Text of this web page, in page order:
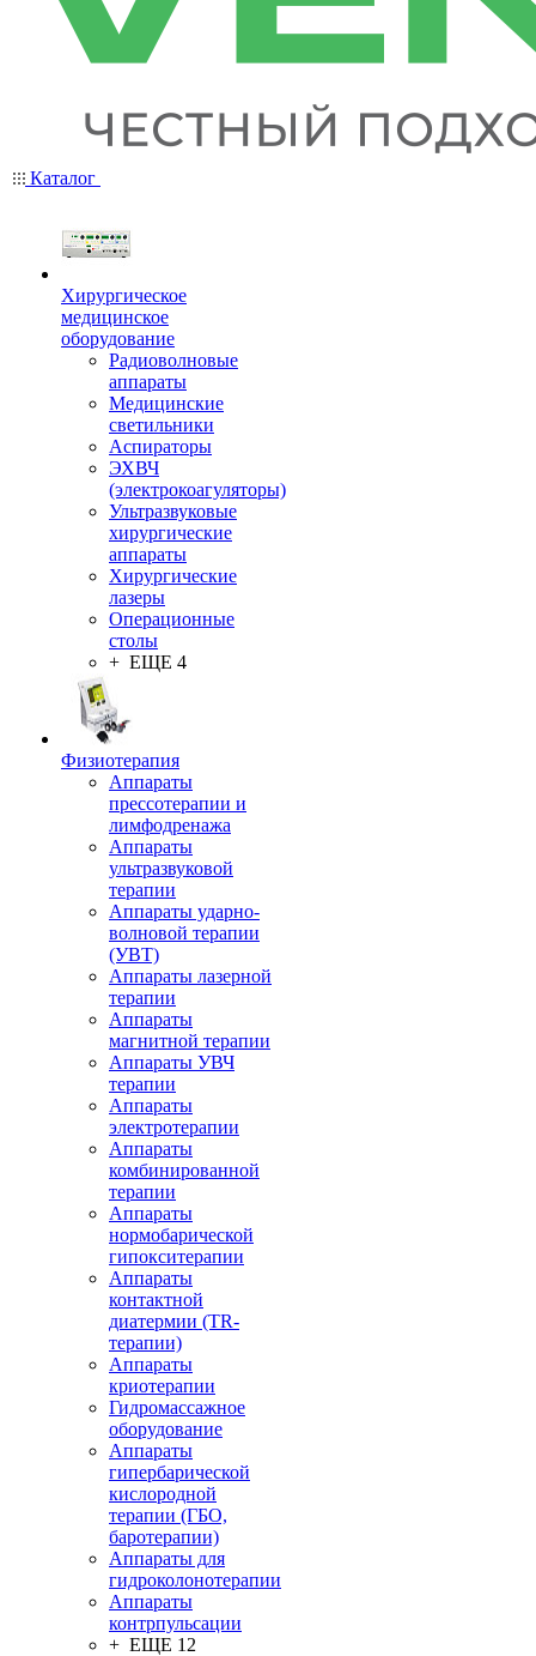
Каталог
Хирургическое
медицинское
оборудование
Радиоволновые
аппараты
Медицинские
светильники
Аспираторы
ЭХВЧ
(электрокоагуляторы)
Ультразвуковые
хирургические
аппараты
Хирургические
лазеры
Операционные
столы
+ ЕЩЕ 4
Физиотерапия
Аппараты
прессотерапии и
лимфодренажа
Аппараты
ультразвуковой
терапии
Аппараты ударно-
волновой терапии
(УВТ)
Аппараты лазерной
терапии
Аппараты
магнитной терапии
Аппараты УВЧ
терапии
Аппараты
электротерапии
Аппараты
комбинированной
терапии
Аппараты
нормобарической
гипокситерапии
Аппараты
контактной
диатермии (TR-
терапии)
Аппараты
криотерапии
Гидромассажное
оборудование
Аппараты
гипербарической
кислородной
терапии (ГБО,
баротерапии)
Аппараты для
гидроколонотерапии
Аппараты
контрпульсации
+ ЕЩЕ 12